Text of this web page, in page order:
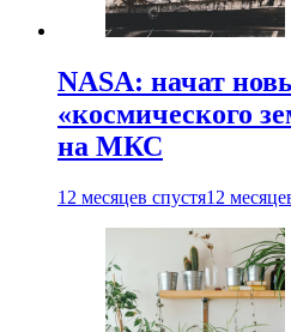
NASA: начат
«космического
на МКС
12 месяцев спустя12